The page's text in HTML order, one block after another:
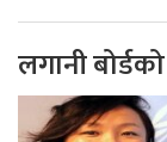
लगानी